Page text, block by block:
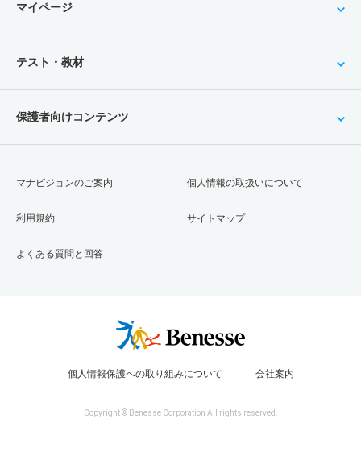
マイページ
テスト・教材
保護者向けコンテンツ
マナビジョンのご案内
利用規約
よくある質問と回答
個人情報の取扱いについて
サイトマップ
個人情報保護への取り組みについて 会社案内
Copyright © Benesse Corporation All rights reserved.